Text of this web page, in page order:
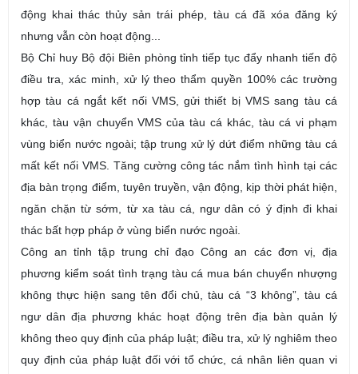
động khai thác thủy sản trái phép, tàu cá đã xóa đăng ký
nhưng vẫn còn hoạt động...
Bộ Chỉ huy Bộ đội Biên phòng tỉnh tiếp tục đẩy nhanh tiến độ
điều tra, xác minh, xử lý theo thẩm quyền 100% các trường
hợp tàu cá ngắt kết nối VMS, gửi thiết bị VMS sang tàu cá
khác, tàu vận chuyển VMS của tàu cá khác, tàu cá vi phạm
vùng biển nước ngoài; tập trung xử lý dứt điểm những tàu cá
mất kết nối VMS. Tăng cường công tác nắm tình hình tại các
địa bàn trọng điểm, tuyên truyền, vận động, kịp thời phát hiện,
ngăn chặn từ sớm, từ xa tàu cá, ngư dân có ý định đi khai
thác bất hợp pháp ở vùng biển nước ngoài.
Công an tỉnh tập trung chỉ đạo Công an các đơn vị, địa
phương kiểm soát tình trạng tàu cá mua bán chuyển nhượng
không thực hiện sang tên đổi chủ, tàu cá “3 không”, tàu cá
ngư dân địa phương khác hoạt động trên địa bàn quản lý
không theo quy định của pháp luật; điều tra, xử lý nghiêm theo
quy định của pháp luật đối với tổ chức, cá nhân liên quan vi